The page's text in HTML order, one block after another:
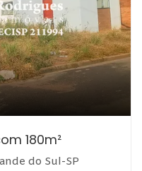
180m²
do Sul-SP